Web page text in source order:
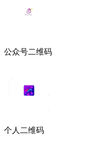
公众号二维码
个人二维码